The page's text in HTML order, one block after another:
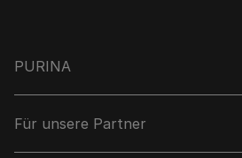
PURINA
Für unsere Partner